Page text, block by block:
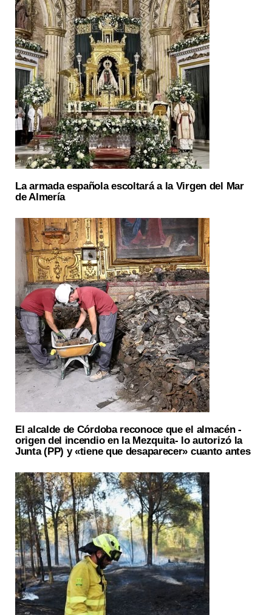
La armada española escoltará a la Virgen del Mar
de Almería
El alcalde de Córdoba reconoce que el almacén -
origen del incendio en la Mezquita- lo autorizó la
Junta (PP) y «tiene que desaparecer» cuanto antes